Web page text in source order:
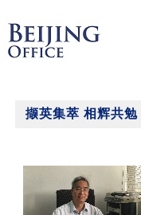
撷英集萃 相辉共勉